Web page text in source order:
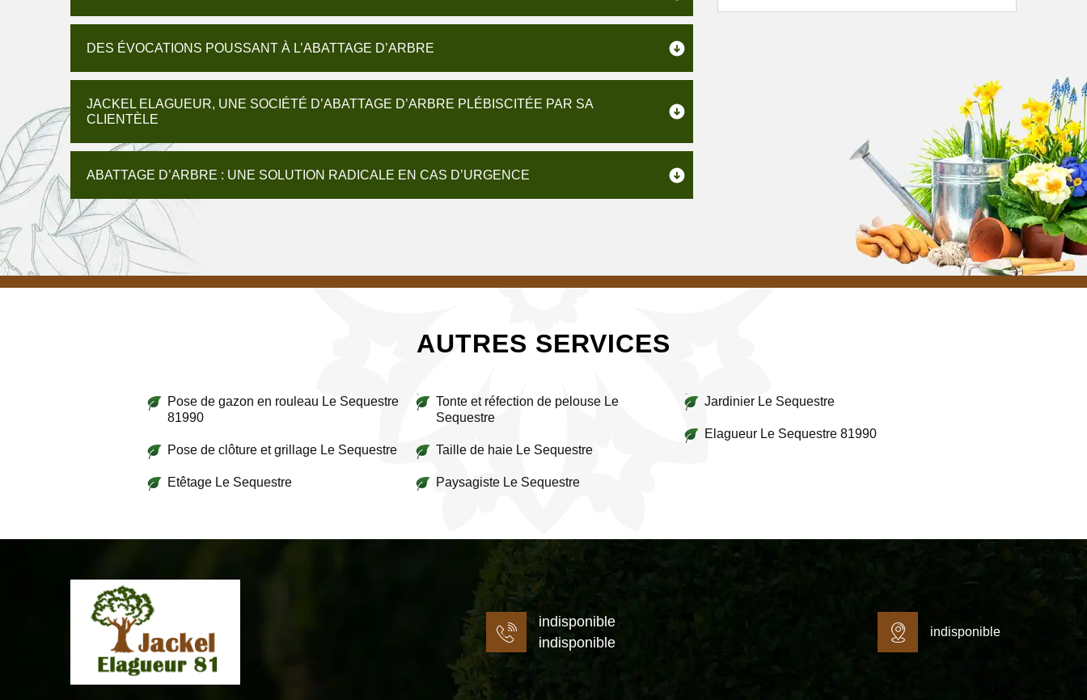
DES ÉVOCATIONS POUSSANT À L’ABATTAGE D’ARBRE
JACKEL ELAGUEUR, UNE SOCIÉTÉ D’ABATTAGE D’ARBRE PLÉBISCITÉE PAR SA
CLIENTÈLE
ABATTAGE D’ARBRE : UNE SOLUTION RADICALE EN CAS D’URGENCE
AUTRES SERVICES
Pose de gazon en rouleau Le Sequestre
81990
Pose de clôture et grillage Le Sequestre
Etêtage Le Sequestre
Tonte et réfection de pelouse Le
Sequestre
Taille de haie Le Sequestre
Paysagiste Le Sequestre
Jardinier Le Sequestre
Elagueur Le Sequestre 81990
indisponible
indisponible
indisponible